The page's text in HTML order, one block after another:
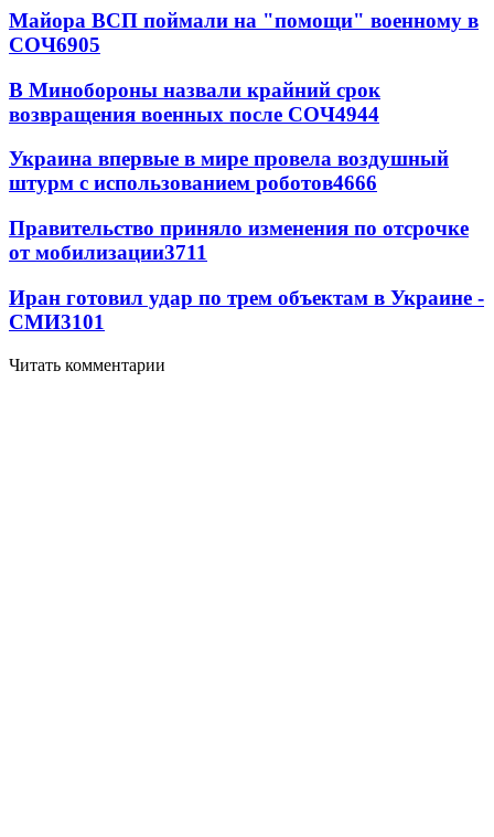
Майора ВСП поймали на "помощи" военному в
СОЧ6905
В Минобороны назвали крайний срок
возвращения военных после СОЧ4944
Украина впервые в мире провела воздушный
штурм с использованием роботов4666
Правительство приняло изменения по отсрочке
от мобилизации3711
Иран готовил удар по трем объектам в Украине -
СМИ3101
Читать комментарии